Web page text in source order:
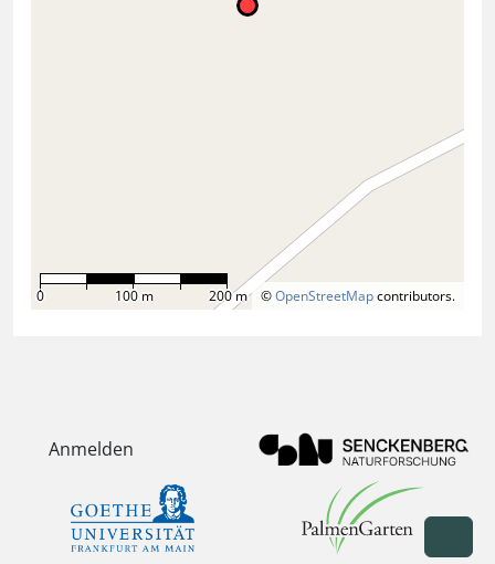
©OpenStreetMapcontributors.
0 100 m 200 m
Anmelden